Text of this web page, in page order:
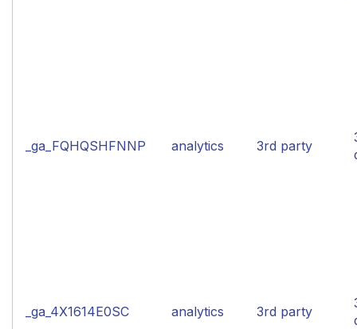
_ga_FQHQSHFNNP analytics 3rd party
_ga_4X1614E0SC analytics 3rd party